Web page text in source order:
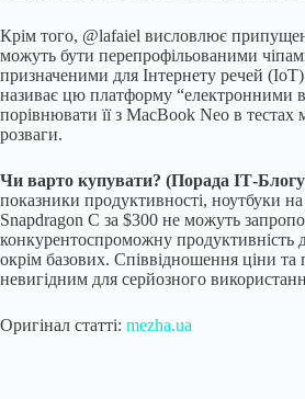
Крім того, @lafaiel висловлює
можуть бути перепрофільованими
призначеними для Інтернету речей
називає цю платформу “електронними
порівнювати її з MacBook Neo в тестах
розваги.
Чи варто купувати? (Порада ІТ-
показники продуктивності, ноутбуки на
Snapdragon C за $300 не можуть
конкурентоспроможну продуктивність
окрім базових. Співвідношення ціни та
невигідним для серйозного
Оригінал статті: mezha.ua